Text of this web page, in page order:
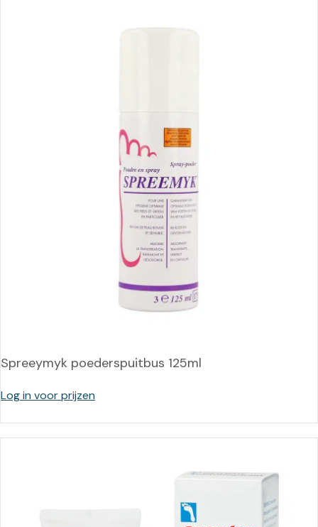
Spreeymyk poederspuitbus 125ml
Log in voor prijzen